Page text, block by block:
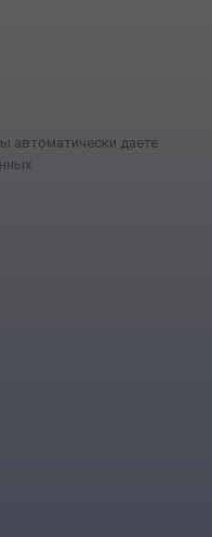
автоматически даете